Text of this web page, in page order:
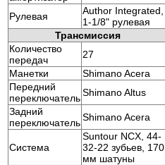
Рулевая
Author Integrated,
1-1/8" рулевая
Трансмиссия
Количество
передач
27
Манетки
Shimano Acera
Передний
переключательShimano Altus
Задний
переключательShimano Acera
Система
Suntour NCX, 44-
32-22 зубьев, 170
мм шатуны